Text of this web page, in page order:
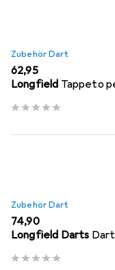
Zubehör Dart
EUR
62,95
Longfield Tappeto
Zubehör Dart
EUR
74,90
Longfield Darts